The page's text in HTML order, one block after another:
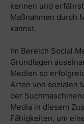
kennen und
Maßnahmen durch
kannst.
Im Bereich Social
Grundlagen
Medien so
Arten von sozialen
der
Media in diesem
Fähigkeiten, um